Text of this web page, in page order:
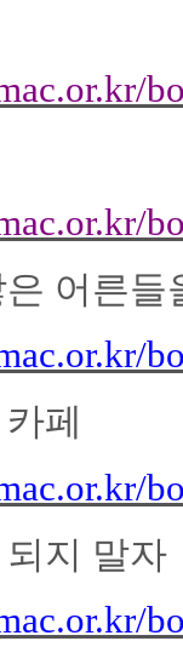
어른들
페
지 말자